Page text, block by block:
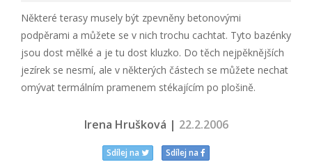
Některé terasy musely být zpevněny betonovými
podpěrami a můžete se v nich trochu cachtat. Tyto bazénky
jsou dost mělké a je tu dost kluzko. Do těch nejpěknějších
jezírek se nesmí, ale v některých částech se můžete nechat
omývat termálním pramenem stékajícím po plošině.
Irena Hrušková | 22.2.2006
Sdílej na Sdílej na